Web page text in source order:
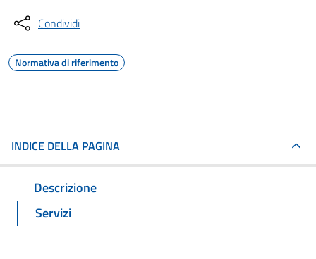
Condividi
Normativa di riferimento
INDICE DELLA PAGINA
Descrizione
Servizi